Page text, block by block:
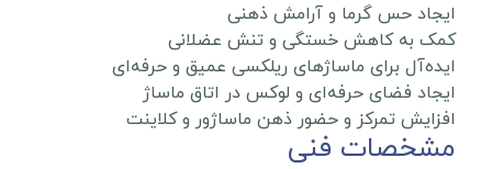
ایجاد حس گرما و آرامش ذهنی
کمک به کاهش خستگی و تنش عضلانی
ایده‌آل برای ماساژهای ریلکسی عمیق و حرفه‌ای
ایجاد فضای حرفه‌ای و لوکس در اتاق ماساژ
افزایش تمرکز و حضور ذهن ماساژور و کلاینت
مشخصات فنی